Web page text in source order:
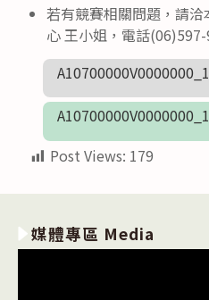
若有競賽相關問題，請
心 王小姐，電話
Post Views: 179
媒體專區 Media